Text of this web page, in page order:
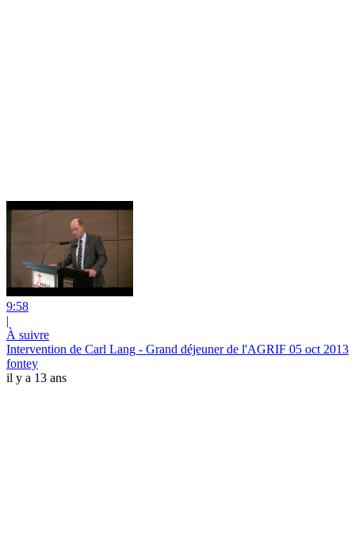
9:58
|
À suivre
Intervention de Carl Lang - Grand déjeuner de l'AGRIF 05 oct 2013
fontey
il y a 13 ans